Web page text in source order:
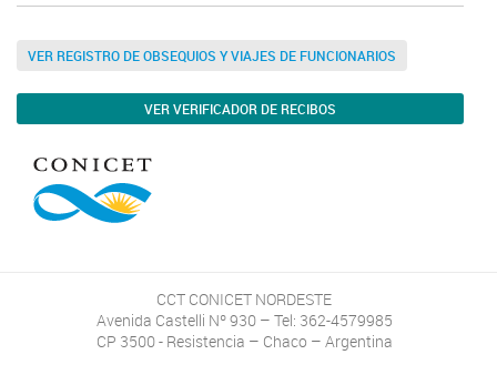
VER REGISTRO DE OBSEQUIOS Y VIAJES DE FUNCIONARIOS
VER VERIFICADOR DE RECIBOS
CCT CONICET NORDESTE
Avenida Castelli Nº 930 – Tel: 362-4579985
CP 3500 - Resistencia – Chaco – Argentina